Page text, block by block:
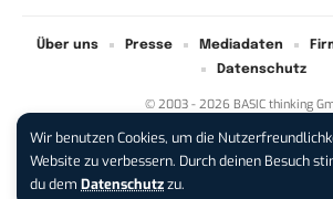
Wir benutzen Cookies, um die
Website zu verbessern. Durch deinen Besuch
du dem Datenschutzzu.
© 2003 - 2026 BASIC thinking
Über uns Presse Mediadaten
Datenschutz
iPhone 17 Pro sichern:Für 1 € +
200 € Hardware-Bonus!